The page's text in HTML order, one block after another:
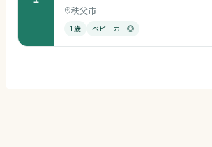
秩父市
1歳 ベビーカー◎